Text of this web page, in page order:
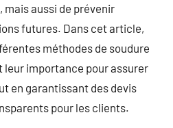
aussi de prévenir
futures. Dans cet article,
méthodes de soudure
leur importance pour assurer
en garantissant des devis
pour les clients.